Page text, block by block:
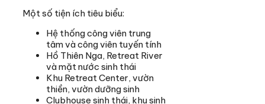
Một số tiện ích tiêu biểu:
Hệ thống công viên trung
tâm và công viên tuyến tính
Hồ Thiên Nga, Retreat River
và mặt nước sinh thái
Khu Retreat Center, vườn
thiền, vườn dưỡng sinh
Clubhouse sinh thái, khu sinh